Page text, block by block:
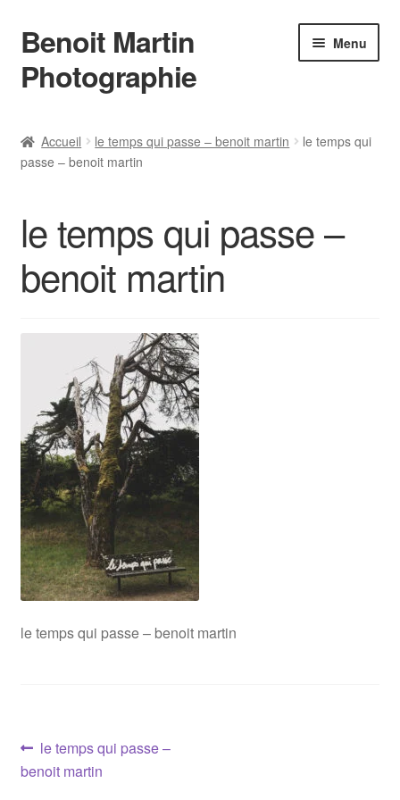
Aller
à
la
Aller
au
contenu
Benoit Martin
Photographie
Menu
Actualités
Mon compte
Newsletter
Page d’accueil
Panier
Validation de la commande
Accueil le temps qui passe – benoit martin
le temps qui
passe – benoit martin
le temps qui passe –
benoit martin
le temps qui passe – benoit martin
Navigation
de
Article
précédent :
le temps qui passe –
benoit martin